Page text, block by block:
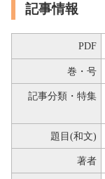
記事情報
PDF
巻・号
記事分類・特集
題目(和文)
著者